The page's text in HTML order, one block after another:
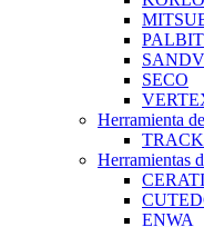
PALBIT
SECO
Herramienta
Herramientas
ENWA